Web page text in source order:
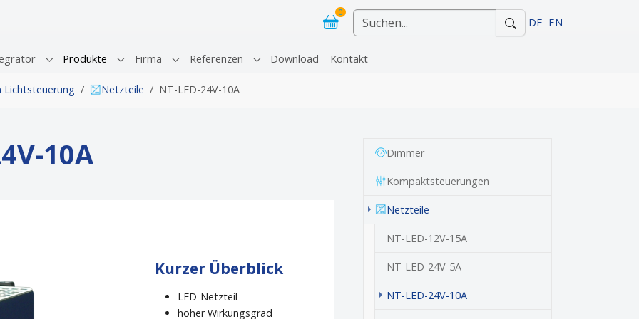
0
DE EN
Submenu for "Systemintegrator"
Produkte Submenu for "Produkte"
Firma Submenu for "Firma"
Referenzen Submenu for "Referenzen"
Download Kontakt
Lichtsteuerung Netzteile NT-LED-24V-10A
10A
Kurzer Überblick
LED-Netzteil
hoher Wirkungsgrad
Dimmer
Kompaktsteuerungen
Netzteile
NT-LED-12V-15A
NT-LED-24V-5A
NT-LED-24V-10A